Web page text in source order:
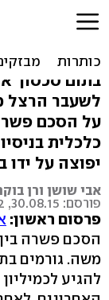
פשרה:
מנהלו
בתום סכסוך
לשעבר הרצל
על הסכם
כלכלית
יפוצה על ידו
אבי שושן ורן
פורסם: 30.08.15, 17:32
פרסום ראשון:
הסכם פשרה
משה. גורמים
להגיע